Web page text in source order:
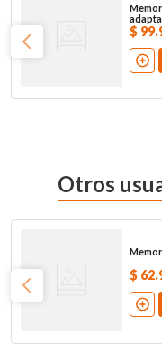
$ 99.
Otros
$ 62.